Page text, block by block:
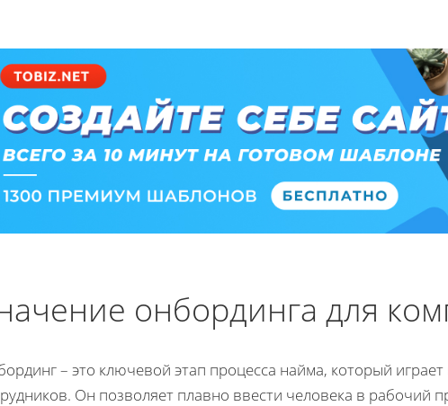
онбординга для
– это ключевой этап процесса найма, который
Он позволяет плавно ввести человека в рабочий